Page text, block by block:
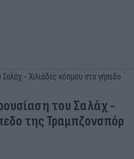
του Σαλάχ -
της Τραμπζονσπόρ